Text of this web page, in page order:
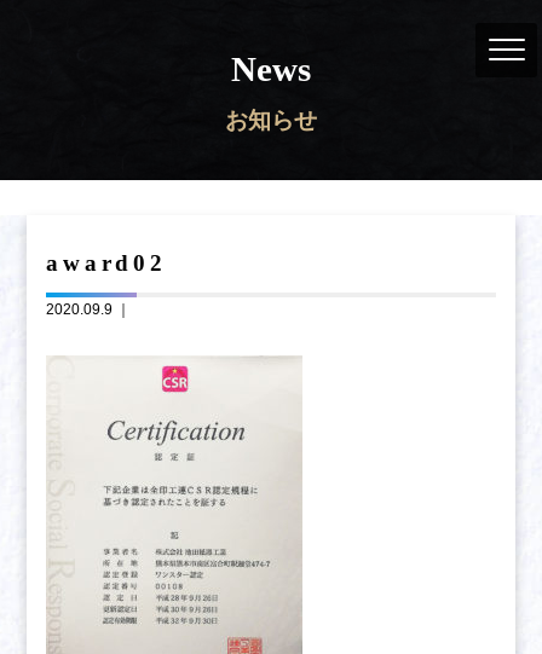
News
お知らせ
award02
2020.09.9 ｜